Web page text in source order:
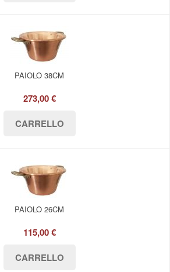
PAIOLO 38CM
273,00 €
PAIOLO 26CM
115,00 €